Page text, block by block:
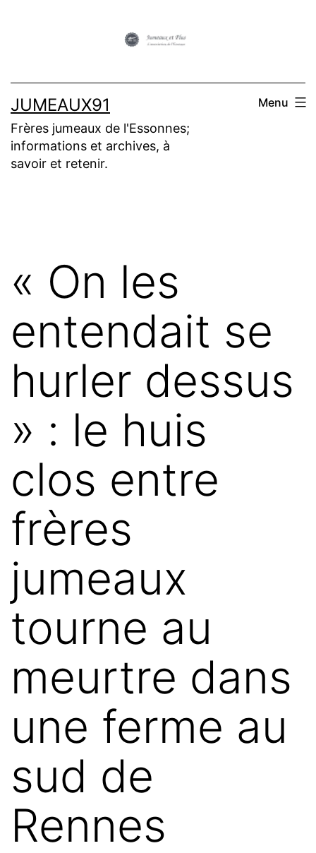
JUMEAUX91
Frères jumeaux de l'Essonnes;
informations et archives, à
savoir et retenir.
Menu
« On les
entendait se
hurler dessus
» : le huis
clos entre
frères
jumeaux
tourne au
meurtre dans
une ferme au
sud de
Rennes